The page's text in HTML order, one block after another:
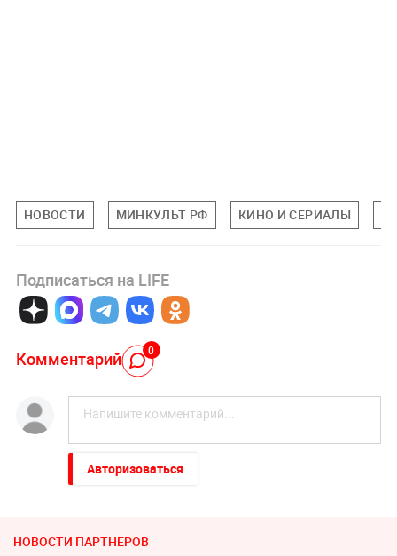
НОВОСТИ МИНКУЛЬТ РФ КИНО И СЕРИАЛЫ
Подписаться на LIFE
Комментарий 0
Авторизоваться
НОВОСТИ ПАРТНЕРОВ